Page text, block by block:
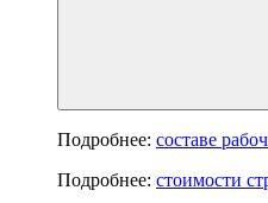
Подробнее: составе
Подробнее: стоимости